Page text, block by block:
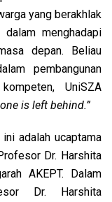
yang berakhlak
menghadapi
depan. Beliau
pembangunan
UniSZA
is left behind.”
adalah ucaptama
Dr. Harshita
AKEPT. Dalam
Dr. Harshita